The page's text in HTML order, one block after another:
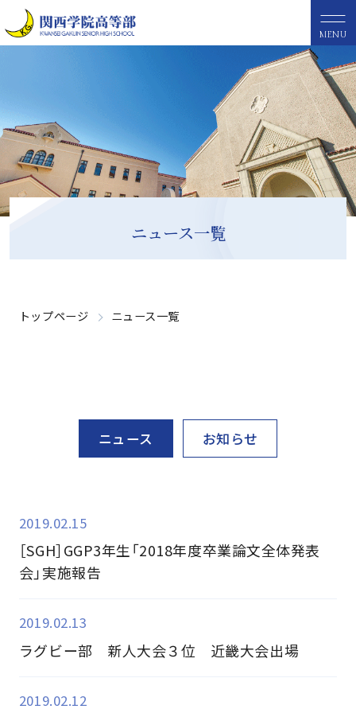
MENU
ニュース一覧
トップページ ニュース一覧
ニュース お知らせ
2019.02.15
［SGH］GGP3年生「2018年度卒業論文全体発表
会」実施報告
2019.02.13
ラグビー部 新人大会３位 近畿大会出場
2019.02.12